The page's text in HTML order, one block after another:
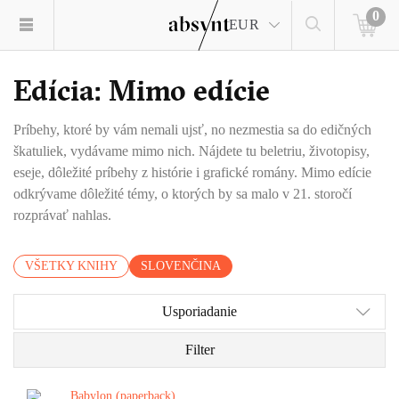
EUR
0
Edícia: Mimo edície
Príbehy, ktoré by vám nemali ujsť, no nezmestia sa do edičných
škatuliek, vydávame mimo nich. Nájdete tu beletriu, životopisy,
eseje, dôležité príbehy z histórie i grafické romány. Mimo edície
odkrývame dôležité témy, o ktorých by sa malo v 21. storočí
rozprávať nahlas.
VŠETKY KNIHY SLOVENČINA
Usporiadanie
Filter